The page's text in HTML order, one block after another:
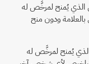
الذي يُمنح لمرخَّص له
ودون منح
يُمنح لمرخَّص له